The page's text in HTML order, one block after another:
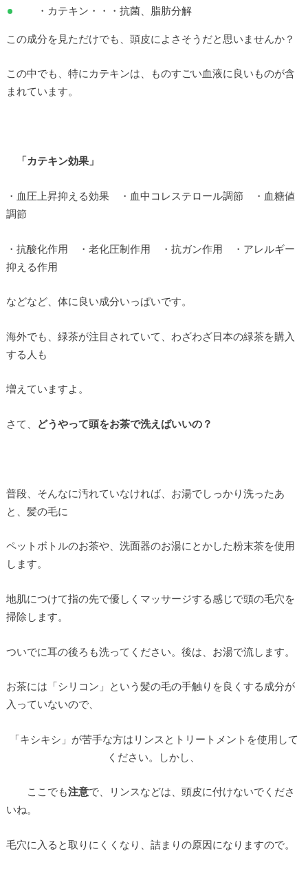
・カテキン・・・抗菌、脂肪分解
この成分を見ただけでも、頭皮によさそうだと思いませんか？
この中でも、特にカテキンは、ものすごい血液に良いものが含
まれています。
「カテキン効果」
・血圧上昇抑える効果 ・血中コレステロール調節 ・血糖値
調節
・抗酸化作用 ・老化圧制作用 ・抗ガン作用 ・アレルギー
抑える作用
などなど、体に良い成分いっぱいです。
海外でも、緑茶が注目されていて、わざわざ日本の緑茶を購入
する人も
増えていますよ。
さて、 どうやって頭をお茶で洗えばいいの？
普段、そんなに汚れていなければ、お湯でしっかり洗ったあ
と、髪の毛に
ペットボトルのお茶や、洗面器のお湯にとかした粉末茶を使用
します。
地肌につけて指の先で優しくマッサージする感じで頭の毛穴を
掃除します。
ついでに耳の後ろも洗ってください。後は、お湯で流します。
お茶には「シリコン」という髪の毛の手触りを良くする成分が
入っていないので、
「キシキシ」が苦手な方はリンスとトリートメントを使用して
ください。しかし、
ここでも注意で、リンスなどは、頭皮に付けないでくださ
いね。
毛穴に入ると取りにくくなり、詰まりの原因になりますので。